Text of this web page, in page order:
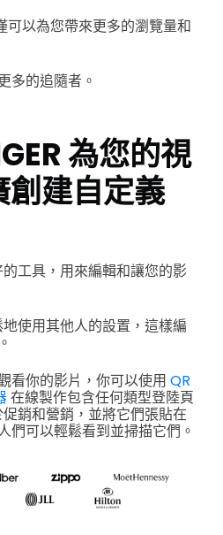
可以為您帶來更多的瀏覽量和
多的追隨者。
為您的視
建自定義
工具，用來編輯和讓您的影
使用其他人的設置，這樣編
看你的影片，你可以使用 QR
在線製作包含任何類型登陸頁
銷和營銷，並將它們張貼在
們可以輕鬆看到並掃描它們。